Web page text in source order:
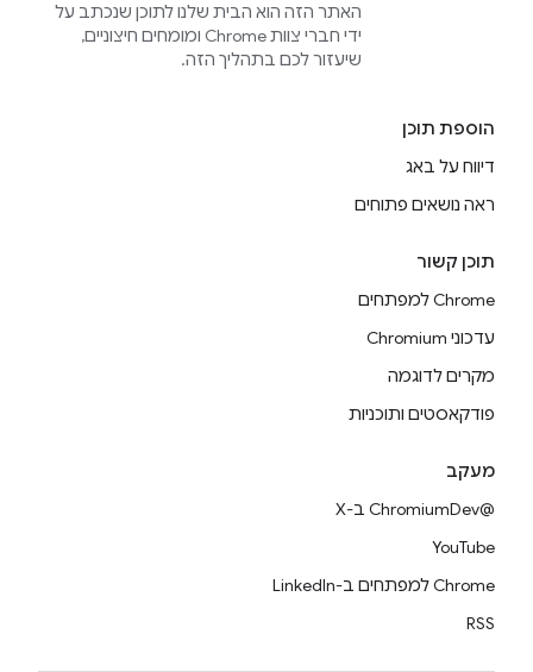
האתר הזה הוא הבית שלנו לתוכן שנכתב על
ידי חברי צוות Chrome ומומחים חיצוניים,
שיעזור לכם בתהליך הזה.
הוספת תוכן
דיווח על באג
ראה נושאים פתוחים
תוכן קשור
Chrome למפתחים
עדכוני Chromium
מקרים לדוגמה
פודקאסטים ותוכניות
מעקב
@ChromiumDev ב-X
YouTube
Chrome למפתחים ב-LinkedIn
RSS